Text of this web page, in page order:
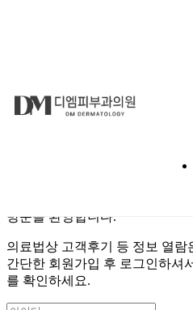
방문을 환영합니다.
의료법상 고객후기 등 정보 열람
간단한 회원가입 후 로그인하셔
를 확인하세요.